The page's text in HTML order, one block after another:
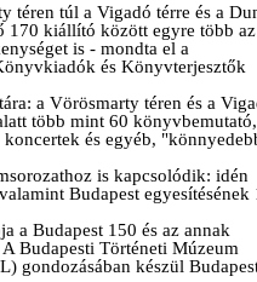
téren túl a Vigadó térre és a
170 kiállító között egyre több az
is - mondta el a
és Könyvterjesztők
a Vörösmarty téren és a
több mint 60 könyvbemutató,
és egyéb,
is kapcsolódik: idén
Budapest egyesítésének
a Budapest 150 és az annak
Budapesti Történeti Múzeum
gondozásában készül